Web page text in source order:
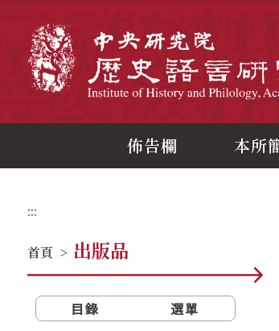
佈告欄 本所
:::
首頁 > 出版品
目錄
選單